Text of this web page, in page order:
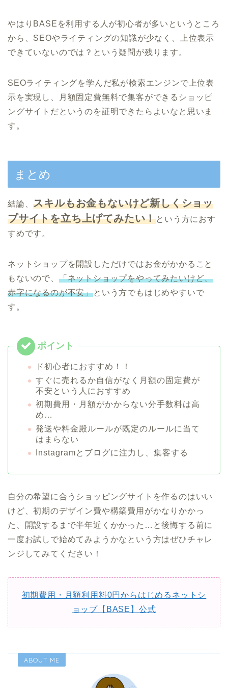
やはりBASEを利用する人が初心者が多いというところ
から、SEOやライティングの知識が少なく、上位表示
できていないのでは？という疑問が残ります。
SEOライティングを学んだ私が検索エンジンで上位表
示を実現し、月額固定費無料で集客ができるショッピ
ングサイトだというのを証明できたらよいなと思いま
す。
まとめ
結論、スキルもお金もないけど新しくショッ
プサイトを立ち上げてみたい！という方におす
すめです。
ネットショップを開設しただけではお金がかかること
もないので、 「ネットショップをやってみたいけど、
赤字になるのが不安」という方でもはじめやすいで
す。
ド初心者におすすめ！！
すぐに売れるか自信がなく月額の固定費が
不安という人におすすめ
初期費用・月額がかからない分手数料は高
め…
発送や料金殿ルールが既定のルールに当て
はまらない
Instagramとブログに注力し、集客する
自分の希望に合うショッピングサイトを作るのはいい
けど、初期のデザイン費や構築費用がかなりかかっ
た、開設するまで半年近くかかった…と後悔する前に
一度お試しで始めてみようかなという方はぜひチャレ
ンジしてみてください！
初期費用・月額利用料0円からはじめるネットシ
ョップ【BASE】公式
ABOUT ME